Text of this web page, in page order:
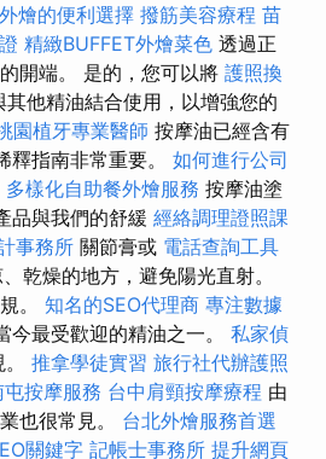
燴的便利選擇 撥筋美容療程 苗
精緻BUFFET外燴菜色 透過正
開端。 是的，您可以將 護照換
其他精油結合使用，以增強您的
園植牙專業醫師 按摩油已經含有
釋指南非常重要。 如何進行公司
多樣化自助餐外燴服務 按摩油塗
品與我們的舒緩 經絡調理證照課
事務所 關節膏或 電話查詢工具
乾燥的地方，避免陽光直射。
。 知名的SEO代理商 專注數據
最受歡迎的精油之一。 私家偵
推拿學徒實習 旅行社代辦護照
屯按摩服務 台中肩頸按摩療程 由
也很常見。 台北外燴服務首選
關鍵字 記帳士事務所 提升網頁